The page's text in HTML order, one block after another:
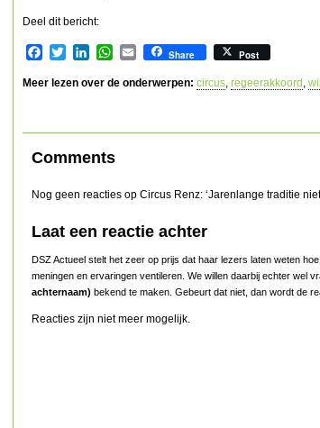
Deel dit bericht:
Facebook
TwitterLinkedInWhatsApp
EmailShare Post
Meer lezen over de onderwerpen: circus, regeerakkoord ,
Comments
Nog geen reacties op Circus Renz: ‘Jarenlange traditie
Laat een reactie achter
DSZ Actueel stelt het zeer op prijs dat haar lezers laten weten
meningen en ervaringen ventileren. We willen daarbij echter wel
achternaam) bekend te maken. Gebeurt dat niet, dan wordt de
Reacties zijn niet meer mogelijk.